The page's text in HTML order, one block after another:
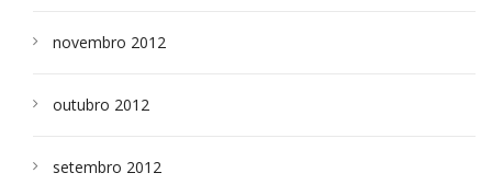
novembro 2012
outubro 2012
setembro 2012